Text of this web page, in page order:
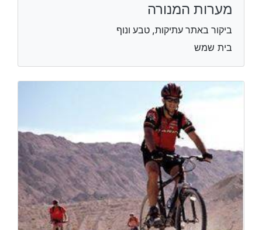
מערות המנורה
ביקור באתר עתיקות, טבע ונוף
בית שמש